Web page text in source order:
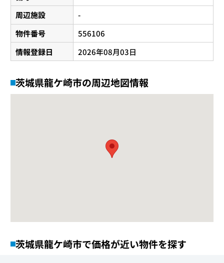
周辺施設
-
物件番号
556106
情報登録日
2026年08月03日
茨城県龍ケ崎市の周辺地図情報
茨城県龍ケ崎市で価格が近い物件を探す